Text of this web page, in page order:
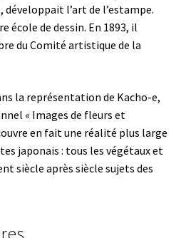
l’art de l’estampe.
école de dessin. En 1893, il
du Comité artistique de la
la représentation de Kacho-e,
« Images de fleurs et
en fait une réalité plus large
japonais : tous les végétaux et
siècle après siècle sujets des